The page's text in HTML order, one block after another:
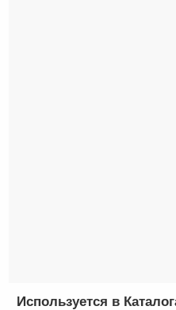
Используется в